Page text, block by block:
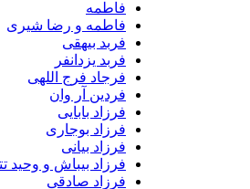
فاطمه و رضا شیری
فربد بیهقی
فربد یزدانفر
فرجاد فرج اللهی
فردین آر وان
فرزاد بابایی
فرزاد بوجاری
فرزاد بیانی
فرزاد بیباش و وحید تتورا
فرزاد صادقی